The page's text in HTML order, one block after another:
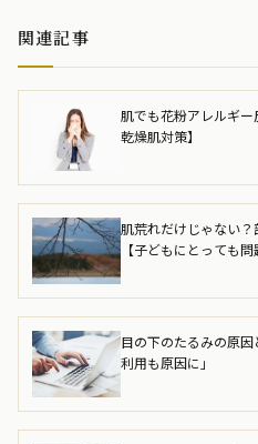
関連記事
肌でも花粉アレルギ
乾燥肌対策】
肌荒れだけじゃない
【子どもにとっても問
目の下のたるみの原
利用も原因に」